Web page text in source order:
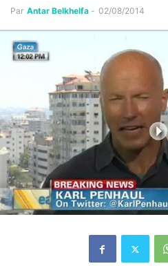
Par Antar Belkhelfa - 02/08/2014